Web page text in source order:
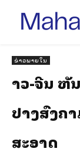
ຂ່າວພາຍໃນ
ລາວ-ຈີນ ຫັ
ປາງສົງຄ
ສະອາດ